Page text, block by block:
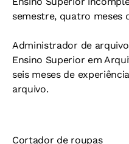
semestre, quatro meses
Administrador de
Ensino Superior em
seis meses de
arquivo.
Cortador de roupas